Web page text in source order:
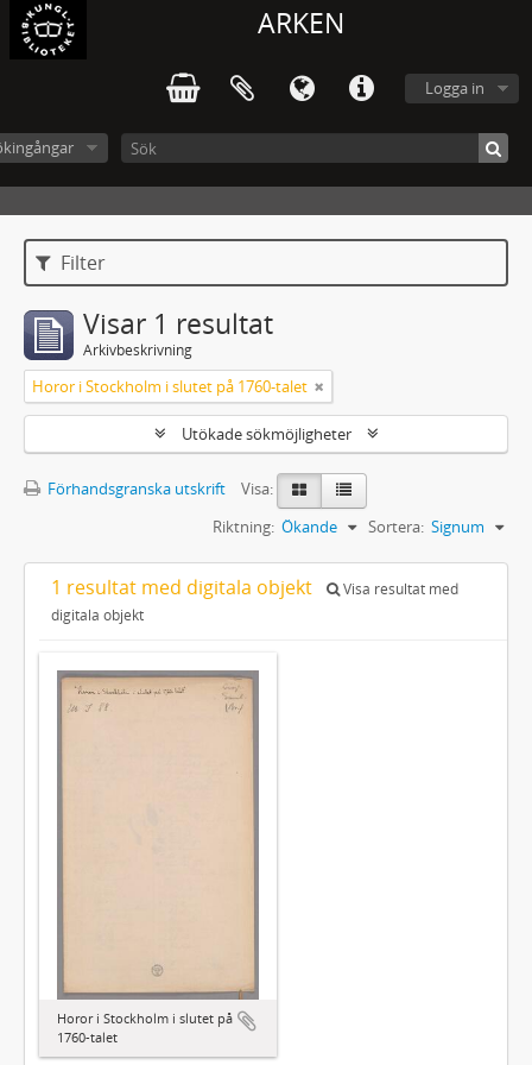
ARKEN
Logga in
Filter
Visar 1 resultat
Arkivbeskrivning
Horor i Stockholm i slutet på 1760-talet
Utökade sökmöjligheter
Förhandsgranska utskrift
Visa:
Sortera: Signum
Riktning: Ökande
1 resultat med digitala objekt
Visa resultat med
digitala objekt
Horor i Stockholm i slutet på
1760-talet